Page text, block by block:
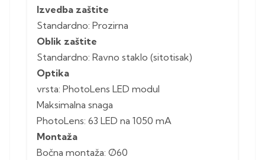
Izvedba zaštite
Standardno: Prozirna
Oblik zaštite
Standardno: Ravno staklo (sitotisak)
Optika
vrsta: PhotoLens LED modul
Maksimalna snaga
PhotoLens: 63 LED na 1050 mA
Montaža
Bočna montaža: Ø60